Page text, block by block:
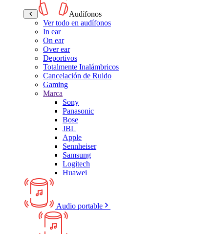
Audífonos
Ver todo en audífonos
In ear
On ear
Over ear
Deportivos
Totalmente Inalámbricos
Cancelación de Ruido
Gaming
Marca
Sony
Panasonic
Bose
JBL
Apple
Sennheiser
Samsung
Logitech
Huawei
Audio portable